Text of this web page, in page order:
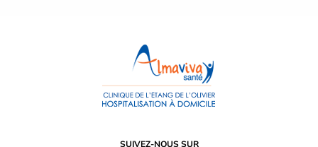
SUIVEZ-NOUS SUR